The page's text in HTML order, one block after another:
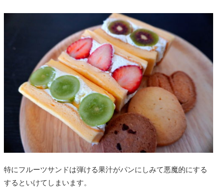
特にフルーツサンドは弾ける果汁がパンにしみて悪魔的にする
するといけてしまいます。